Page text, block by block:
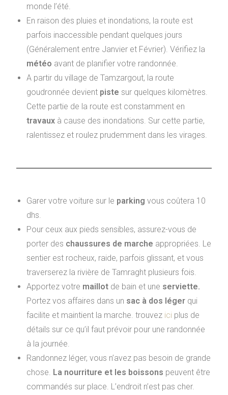
monde l’été.
En raison des pluies et inondations, la route est
parfois inaccessible pendant quelques jours
(Généralement entre Janvier et Février). Vérifiez la
météo avant de planifier votre randonnée.
A partir du village de Tamzargout, la route
goudronnée devient piste sur quelques kilomètres.
Cette partie de la route est constamment en
travaux à cause des inondations. Sur cette partie,
ralentissez et roulez prudemment dans les virages.
Garer votre voiture sur le parking vous coûtera 10
dhs.
Pour ceux aux pieds sensibles, assurez-vous de
porter des chaussures de marche appropriées. Le
sentier est rocheux, raide, parfois glissant, et vous
traverserez la rivière de Tamraght plusieurs fois.
Apportez votre maillot de bain et une serviette.
Portez vos affaires dans un sac à dos léger qui
facilite et maintient la marche. trouvez ici plus de
détails sur ce qu’il faut prévoir pour une randonnée
à la journée.
Randonnez léger, vous n’avez pas besoin de grande
chose. La nourriture et les boissons peuvent être
commandés sur place. L’endroit n’est pas cher.